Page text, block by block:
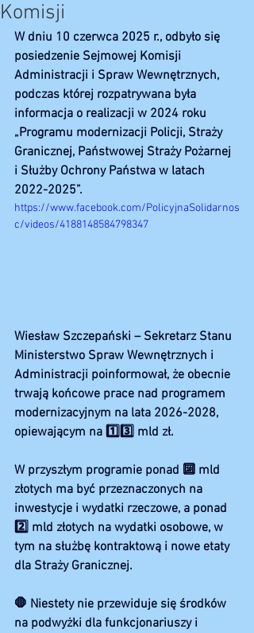
Komisji
W dniu 10 czerwca 2025 r., odbyło się
posiedzenie Sejmowej Komisji
Administracji i Spraw Wewnętrznych,
podczas której rozpatrywana była
informacja o realizacji w 2024 roku
„Programu modernizacji Policji, Straży
Granicznej, Państwowej Straży Pożarnej
i Służby Ochrony Państwa w latach
2022-2025”.
https://www.facebook.com/PolicyjnaSolidarnos
c/videos/4188148584798347
Wiesław Szczepański – Sekretarz Stanu
Ministerstwo Spraw Wewnętrznych i
Administracji poinformował, że obecnie
trwają końcowe prace nad programem
modernizacyjnym na lata 2026-2028,
opiewającym na 1️⃣3️⃣ mld zł.
W przyszłym programie ponad 🔟 mld
złotych ma być przeznaczonych na
inwestycje i wydatki rzeczowe, a ponad
2️⃣ mld złotych na wydatki osobowe, w
tym na służbę kontraktową i nowe etaty
dla Straży Granicznej.
🛑 Niestety nie przewiduje się środków
na podwyżki dla funkcjonariuszy i